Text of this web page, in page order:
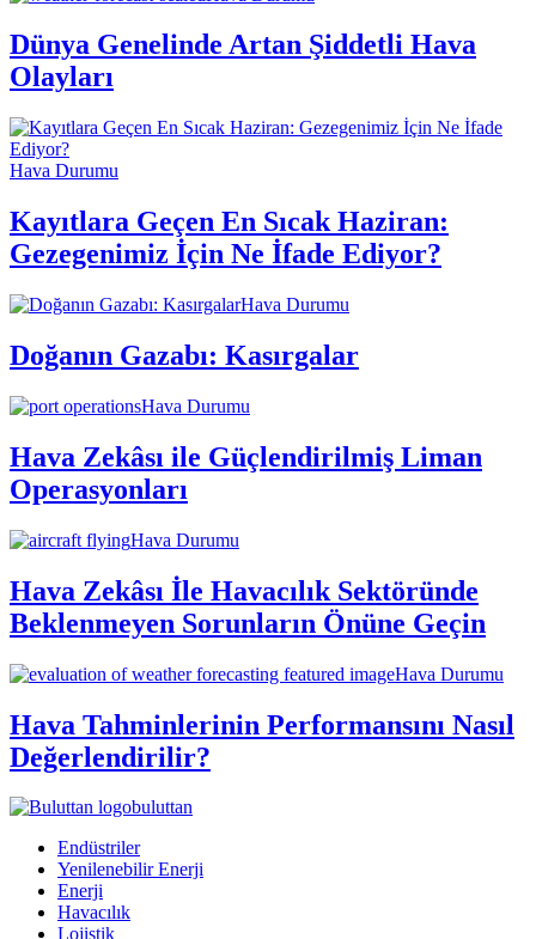
Dünya Genelinde Artan Şiddetli Hava
Olayları
Hava Durumu
Kayıtlara Geçen En Sıcak Haziran:
Gezegenimiz İçin Ne İfade Ediyor?
Hava Durumu
Doğanın Gazabı: Kasırgalar
Hava Durumu
Hava Zekâsı ile Güçlendirilmiş Liman
Operasyonları
Hava Durumu
Hava Zekâsı İle Havacılık Sektöründe
Beklenmeyen Sorunların Önüne Geçin
Hava Durumu
Hava Tahminlerinin Performansını Nasıl
Değerlendirilir?
buluttan
Endüstriler
Yenilenebilir Enerji
Enerji
Havacılık
Lojistik